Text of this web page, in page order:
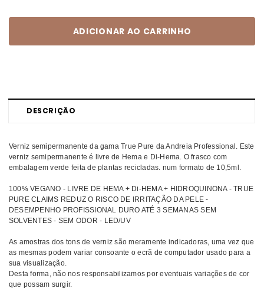
DESCRIÇÃO
Verniz semipermanente da gama True Pure da Andreia Professional. Este
verniz semipermanente é livre de Hema e Di-Hema. O frasco com
embalagem verde feita de plantas recicladas. num formato de 10,5ml.
100% VEGANO - LIVRE DE HEMA + Di-HEMA + HIDROQUINONA - TRUE
PURE CLAIMS REDUZ O RISCO DE IRRITAÇÃO DA PELE -
DESEMPENHO PROFISSIONAL DURO ATÉ 3 SEMANAS SEM
SOLVENTES - SEM ODOR - LED/UV
As amostras dos tons de verniz são meramente indicadoras, uma vez que
as mesmas podem variar consoante o ecrã de computador usado para a
sua visualização.
Desta forma, não nos responsabilizamos por eventuais variações de cor
que possam surgir.